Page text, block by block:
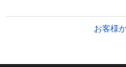
お客様